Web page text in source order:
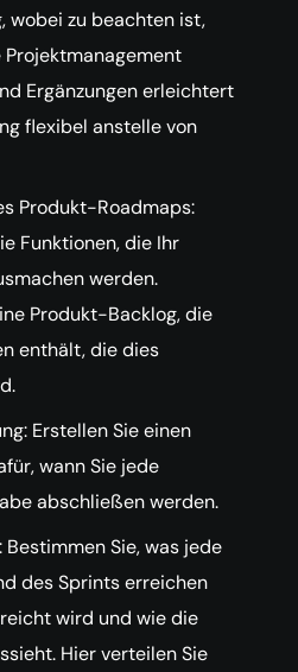
wobei zu beachten ist,
Ergänzungen erleichtert
flexibel anstelle von
Produkt-Roadmaps:
Funktionen, die Ihr
werden.
Produkt-Backlog, die
enthält, die dies
Erstellen Sie einen
wann Sie jede
abschließen werden.
Sie, was jede
des Sprints erreichen
wird und wie die
Hier verteilen Sie